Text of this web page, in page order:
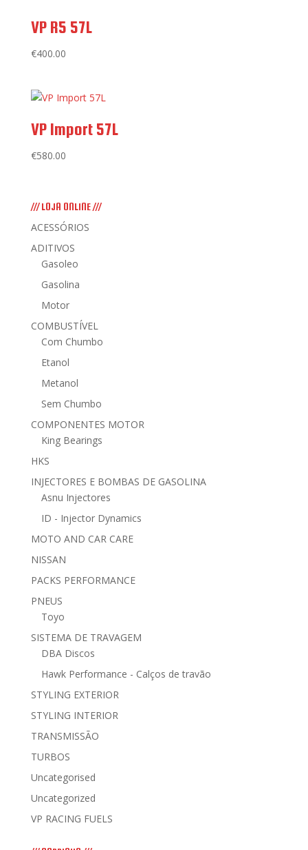
VP R5 57L
€400.00
VP Import 57L
€580.00
/// LOJA ONLINE ///
ACESSÓRIOS
ADITIVOS
Gasoleo
Gasolina
Motor
COMBUSTÍVEL
Com Chumbo
Etanol
Metanol
Sem Chumbo
COMPONENTES MOTOR
King Bearings
HKS
INJECTORES E BOMBAS DE GASOLINA
Asnu Injectores
ID - Injector Dynamics
MOTO AND CAR CARE
NISSAN
PACKS PERFORMANCE
PNEUS
Toyo
SISTEMA DE TRAVAGEM
DBA Discos
Hawk Performance - Calços de travão
STYLING EXTERIOR
STYLING INTERIOR
TRANSMISSÃO
TURBOS
Uncategorised
Uncategorized
VP RACING FUELS